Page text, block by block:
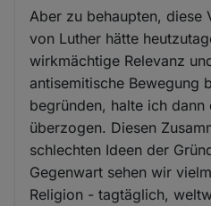
Aber zu behaupten, diese
von Luther hätte
wirkmächtige Relevanz
antisemitische Bewegung
begründen, halte ich
überzogen. Diesen
schlechten Ideen der
Gegenwart sehen wir
Religion - tagtäglich,